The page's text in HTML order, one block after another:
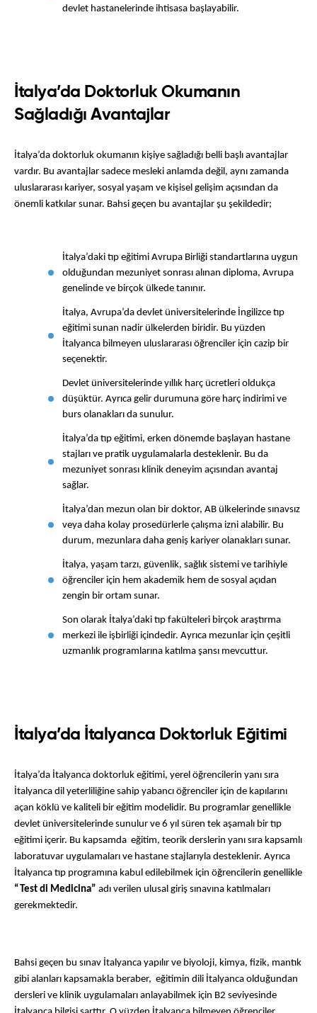
devlet hastanelerinde ihtisasa başlayabilir.
İtalya’da Doktorluk Okumanın
Sağladığı Avantajlar
İtalya’da doktorluk okumanın kişiye sağladığı belli başlı avantajlar
vardır. Bu avantajlar sadece mesleki anlamda değil, aynı zamanda
uluslararası kariyer, sosyal yaşam ve kişisel gelişim açısından da
önemli katkılar sunar. Bahsi geçen bu avantajlar şu şekildedir;
İtalya’daki tıp eğitimi Avrupa Birliği standartlarına uygun
olduğundan mezuniyet sonrası alınan diploma, Avrupa
genelinde ve birçok ülkede tanınır.
İtalya, Avrupa’da devlet üniversitelerinde İngilizce tıp
eğitimi sunan nadir ülkelerden biridir. Bu yüzden
İtalyanca bilmeyen uluslararası öğrenciler için cazip bir
seçenektir.
Devlet üniversitelerinde yıllık harç ücretleri oldukça
düşüktür. Ayrıca gelir durumuna göre harç indirimi ve
burs olanakları da sunulur.
İtalya’da tıp eğitimi, erken dönemde başlayan hastane
stajları ve pratik uygulamalarla desteklenir. Bu da
mezuniyet sonrası klinik deneyim açısından avantaj
sağlar.
İtalya’dan mezun olan bir doktor, AB ülkelerinde sınavsız
veya daha kolay prosedürlerle çalışma izni alabilir. Bu
durum, mezunlara daha geniş kariyer olanakları sunar.
İtalya, yaşam tarzı, güvenlik, sağlık sistemi ve tarihiyle
öğrenciler için hem akademik hem de sosyal açıdan
zengin bir ortam sunar.
Son olarak İtalya’daki tıp fakülteleri birçok araştırma
merkezi ile işbirliği içindedir. Ayrıca mezunlar için çeşitli
uzmanlık programlarına katılma şansı mevcuttur.
İtalya’da İtalyanca Doktorluk Eğitimi
İtalya’da İtalyanca doktorluk eğitimi, yerel öğrencilerin yanı sıra
İtalyanca dil yeterliliğine sahip yabancı öğrenciler için de kapılarını
açan köklü ve kaliteli bir eğitim modelidir. Bu programlar genellikle
devlet üniversitelerinde sunulur ve 6 yıl süren tek aşamalı bir tıp
eğitimi içerir. Bu kapsamda  eğitim, teorik derslerin yanı sıra kapsamlı
laboratuvar uygulamaları ve hastane stajlarıyla desteklenir. Ayrıca
“Test di Medicina” adı verilen ulusal giriş sınavına katılmaları
gerekmektedir.
Bahsi geçen bu sınav İtalyanca yapılır ve biyoloji, kimya, fizik, mantık
gibi alanları kapsamakla beraber,  eğitimin dili İtalyanca olduğundan
dersleri ve klinik uygulamaları anlayabilmek için B2 seviyesinde